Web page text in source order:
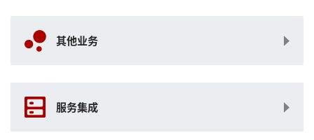
其他业务
服务集成